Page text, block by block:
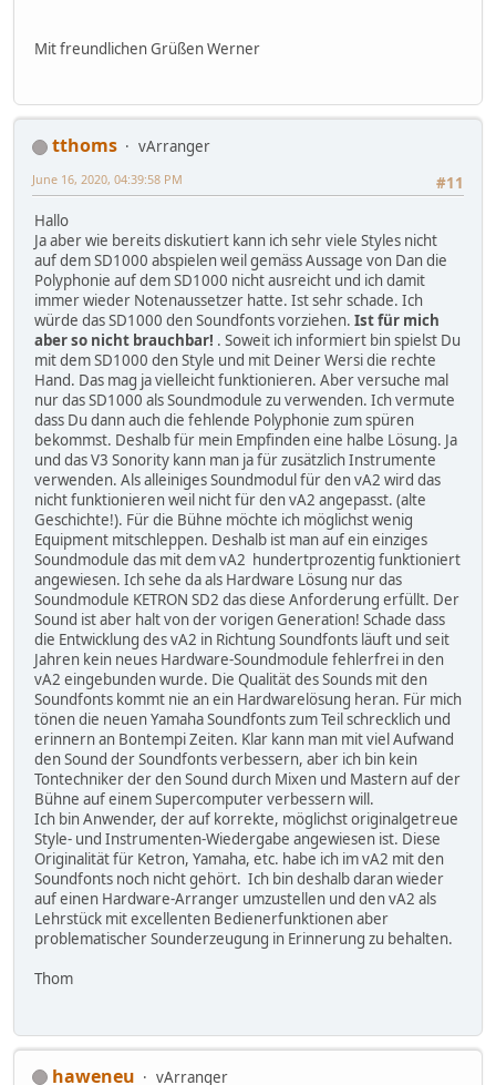
Mit freundlichen Grüßen Werner
tthoms
vArranger
#11
June 16, 2020, 04:39:58 PM
Hallo
Ja aber wie bereits diskutiert kann ich sehr viele Styles nicht
auf dem SD1000 abspielen weil gemäss Aussage von Dan die
Polyphonie auf dem SD1000 nicht ausreicht und ich damit
immer wieder Notenaussetzer hatte. Ist sehr schade. Ich
würde das SD1000 den Soundfonts vorziehen. Ist für mich
aber so nicht brauchbar! . Soweit ich informiert bin spielst Du
mit dem SD1000 den Style und mit Deiner Wersi die rechte
Hand. Das mag ja vielleicht funktionieren. Aber versuche mal
nur das SD1000 als Soundmodule zu verwenden. Ich vermute
dass Du dann auch die fehlende Polyphonie zum spüren
bekommst. Deshalb für mein Empfinden eine halbe Lösung. Ja
und das V3 Sonority kann man ja für zusätzlich Instrumente
verwenden. Als alleiniges Soundmodul für den vA2 wird das
nicht funktionieren weil nicht für den vA2 angepasst. (alte
Geschichte!). Für die Bühne möchte ich möglichst wenig
Equipment mitschleppen. Deshalb ist man auf ein einziges
Soundmodule das mit dem vA2 hundertprozentig funktioniert
angewiesen. Ich sehe da als Hardware Lösung nur das
Soundmodule KETRON SD2 das diese Anforderung erfüllt. Der
Sound ist aber halt von der vorigen Generation! Schade dass
die Entwicklung des vA2 in Richtung Soundfonts läuft und seit
Jahren kein neues Hardware-Soundmodule fehlerfrei in den
vA2 eingebunden wurde. Die Qualität des Sounds mit den
Soundfonts kommt nie an ein Hardwarelösung heran. Für mich
tönen die neuen Yamaha Soundfonts zum Teil schrecklich und
erinnern an Bontempi Zeiten. Klar kann man mit viel Aufwand
den Sound der Soundfonts verbessern, aber ich bin kein
Tontechniker der den Sound durch Mixen und Mastern auf der
Bühne auf einem Supercomputer verbessern will.
Ich bin Anwender, der auf korrekte, möglichst originalgetreue
Style- und Instrumenten-Wiedergabe angewiesen ist. Diese
Originalität für Ketron, Yamaha, etc. habe ich im vA2 mit den
Soundfonts noch nicht gehört. Ich bin deshalb daran wieder
auf einen Hardware-Arranger umzustellen und den vA2 als
Lehrstück mit excellenten Bedienerfunktionen aber
problematischer Sounderzeugung in Erinnerung zu behalten.
Thom
haweneu vArranger